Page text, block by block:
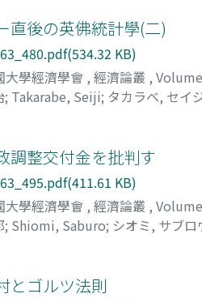
直後の英佛統計學(二)
KB)
大學經濟學會 , 經濟論叢 ,
; Takarabe, Seiji; タカラベ, セイ
調整交付金を批判す
KB)
大學經濟學會 , 經濟論叢 ,
; Shiomi, Saburo; シオミ, サブロ
とゴルツ法則